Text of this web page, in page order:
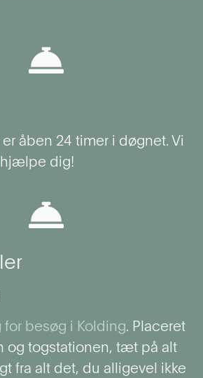
åben 24 timer i døgnet. Vi
hjælpe dig!
for besøg i Kolding. Placeret
og togstationen, tæt på alt
fra alt det, du alligevel ikke